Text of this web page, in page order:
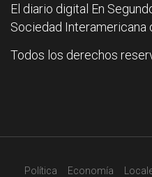
El diario digital En
Sociedad Interamericana
Todos los derechos
Política Economía